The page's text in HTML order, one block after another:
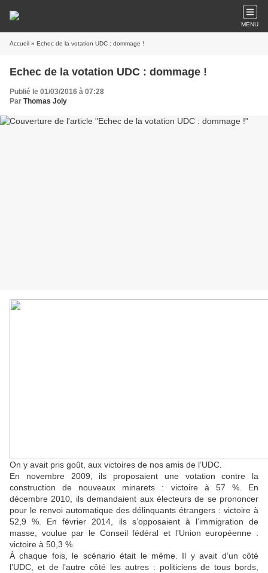
MENU
Accueil » Echec de la votation UDC : dommage !
Echec de la votation UDC : dommage !
Publié le 01/03/2016 à 07:28
Par Thomas Joly
On y avait pris goût, aux victoires de nos amis de l’UDC.
En novembre 2009, ils proposaient une votation contre la
construction de nouveaux minarets : victoire à 57 %. En
décembre 2010, ils demandaient aux électeurs de se prononcer
pour le renvoi automatique des délinquants étrangers : victoire à
52,9 %. En février 2014, ils s’opposaient à l’immigration de
masse, voulue par le Conseil fédéral et l’Union européenne :
victoire à 50,3 %.
À chaque fois, le scénario était le même. Il y avait d’un côté
l’UDC, et de l’autre côté les autres : politiciens de tous bords,